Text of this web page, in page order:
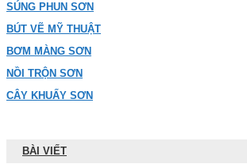
SÚNG PHUN SƠN
BÚT VẼ MỸ THUẬT
BƠM MÀNG SƠN
NỒI TRỘN SƠN
CÂY KHUẤY SƠN
BÀI VIẾT